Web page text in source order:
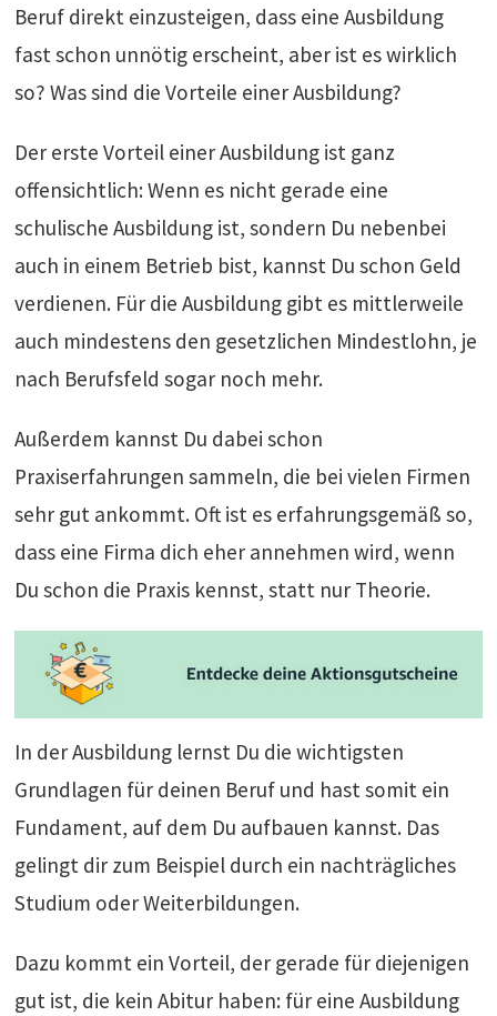
Beruf direkt einzusteigen, dass eine Ausbildung
fast schon unnötig erscheint, aber ist es wirklich
so? Was sind die Vorteile einer Ausbildung?
Der erste Vorteil einer Ausbildung ist ganz
offensichtlich: Wenn es nicht gerade eine
schulische Ausbildung ist, sondern Du nebenbei
auch in einem Betrieb bist, kannst Du schon Geld
verdienen. Für die Ausbildung gibt es mittlerweile
auch mindestens den gesetzlichen Mindestlohn, je
nach Berufsfeld sogar noch mehr.
Außerdem kannst Du dabei schon
Praxiserfahrungen sammeln, die bei vielen Firmen
sehr gut ankommt. Oft ist es erfahrungsgemäß so,
dass eine Firma dich eher annehmen wird, wenn
Du schon die Praxis kennst, statt nur Theorie.
In der Ausbildung lernst Du die wichtigsten
Grundlagen für deinen Beruf und hast somit ein
Fundament, auf dem Du aufbauen kannst. Das
gelingt dir zum Beispiel durch ein nachträgliches
Studium oder Weiterbildungen.
Dazu kommt ein Vorteil, der gerade für diejenigen
gut ist, die kein Abitur haben: für eine Ausbildung